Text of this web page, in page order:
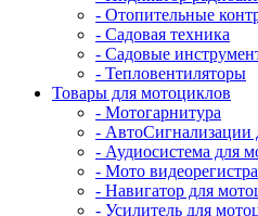
- Отопительные
- Садовая техника
- Садовые
- Тепловентиляторы
Товары для мотоциклов
- Mотогарнитура
- АвтоСигнализации
- Аудиосистема для
- Мото
- Навигатор для
- Усилитель для